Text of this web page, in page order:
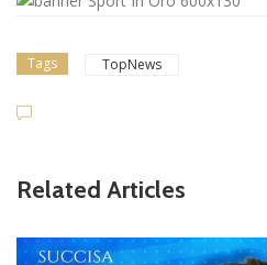
Tags TopNews
Related Articles